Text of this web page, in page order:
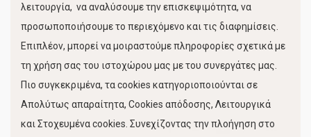
FOLLOW US
λειτουργία, να αναλύσουμε την επισκεψιμότητα, να
προσωποποιήσουμε το περιεχόμενο και τις διαφημίσεις.
Επιπλέον, μπορεί να μοιραστούμε πληροφορίες σχετικά με
τη χρήση σας του ιστοχώρου μας με του συνεργάτες μας.
Πιο συγκεκριμένα, τα cookies κατηγοριοποιούνται σε
Απολύτως απαραίτητα, Cookies απόδοσης, Λειτουργικά
και Στοχευμένα cookies. Συνεχίζοντας την πλοήγηση στο